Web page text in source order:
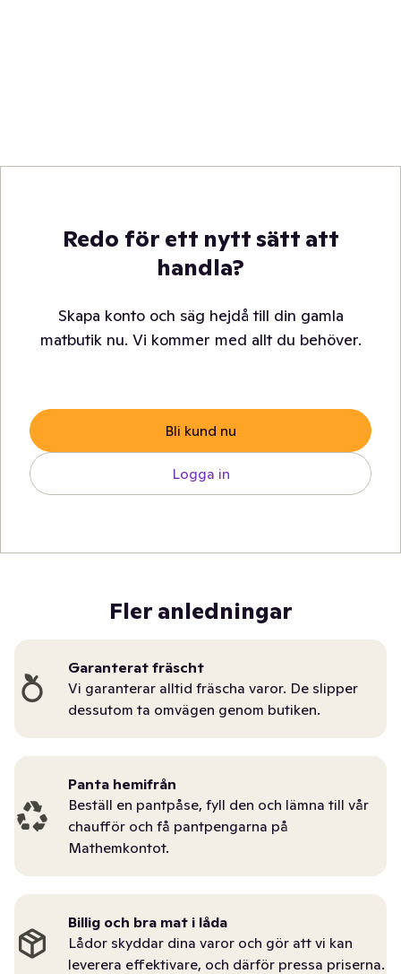
Redo för ett nytt sätt att
handla?
Skapa konto och säg hejdå till din gamla
matbutik nu. Vi kommer med allt du behöver.
Bli kund nu
Logga in
Fler anledningar
Garanterat fräscht
Vi garanterar alltid fräscha varor. De slipper
dessutom ta omvägen genom butiken.
Panta hemifrån
Beställ en pantpåse, fyll den och lämna till vår
chaufför och få pantpengarna på
Mathemkontot.
Billig och bra mat i låda
Lådor skyddar dina varor och gör att vi kan
leverera effektivare, och därför pressa priserna.